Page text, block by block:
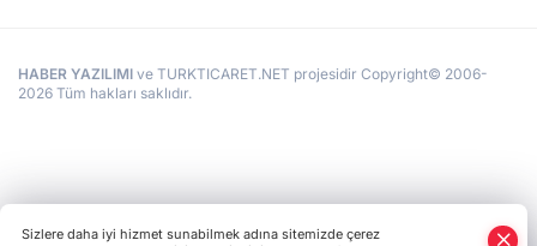
HABER YAZILIMI ve TURKTICARET.NET projesidir Copyright© 2006-
2026 Tüm hakları saklıdır.
Sizlere daha iyi hizmet sunabilmek adına sitemizde çerez